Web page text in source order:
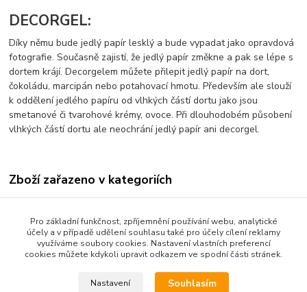
DECORGEL:
Díky němu bude jedlý papír lesklý a bude vypadat jako opravdová
fotografie. Současně zajistí, že jedlý papír změkne a pak se lépe s
dortem krájí. Decorgelem můžete přilepit jedlý papír na dort,
čokoládu, marcipán nebo potahovací hmotu. Především ale slouží
k oddělení jedlého papíru od vlhkých částí dortu jako jsou
smetanové či tvarohové krémy, ovoce. Při dlouhodobém působení
vlhkých částí dortu ale neochrání jedlý papír ani decorgel.
Zboží zařazeno v kategoriích
vystavit kupujícímu účtenku. Zároveň je povinen zaevidovat
Pro základní funkčnost, zpříjemnění používání webu, analytické
účely a v případě udělení souhlasu také pro účely cílení reklamy
využíváme soubory cookies. Nastavení vlastních preferencí
cookies můžete kdykoli upravit odkazem ve spodní části stránek.
Nastavení Souhlasím